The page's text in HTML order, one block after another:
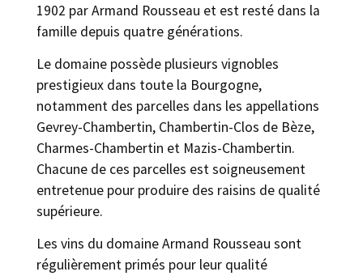
1902 par Armand Rousseau et est resté dans la
famille depuis quatre générations.
Le domaine possède plusieurs vignobles
prestigieux dans toute la Bourgogne,
notamment des parcelles dans les appellations
Gevrey-Chambertin, Chambertin-Clos de Bèze,
Charmes-Chambertin et Mazis-Chambertin.
Chacune de ces parcelles est soigneusement
entretenue pour produire des raisins de qualité
supérieure.
Les vins du domaine Armand Rousseau sont
régulièrement primés pour leur qualité